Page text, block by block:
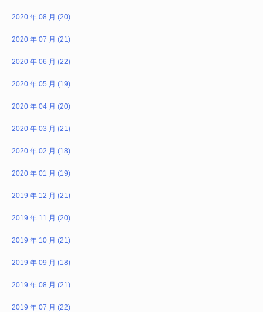
2020 年 08 月 (20)
2020 年 07 月 (21)
2020 年 06 月 (22)
2020 年 05 月 (19)
2020 年 04 月 (20)
2020 年 03 月 (21)
2020 年 02 月 (18)
2020 年 01 月 (19)
2019 年 12 月 (21)
2019 年 11 月 (20)
2019 年 10 月 (21)
2019 年 09 月 (18)
2019 年 08 月 (21)
2019 年 07 月 (22)